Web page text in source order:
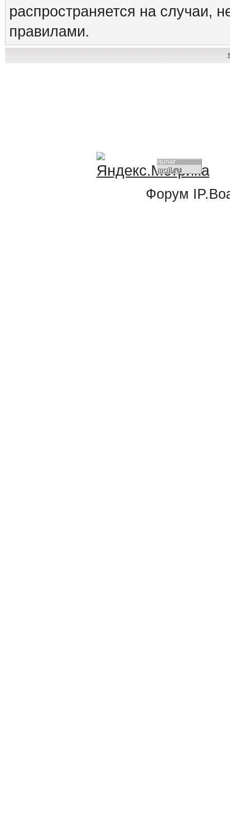
распространяется на случаи,
правилами.
Форум